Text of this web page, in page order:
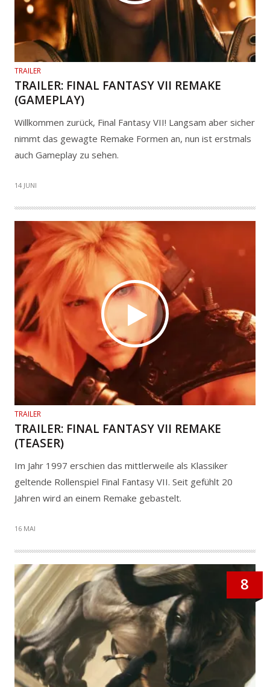
TRAILER
TRAILER: FINAL FANTASY VII REMAKE
(GAMEPLAY)
Willkommen zurück, Final Fantasy VII! Langsam aber sicher
nimmt das gewagte Remake Formen an, nun ist erstmals
auch Gameplay zu sehen.
14 JUNI
TRAILER
TRAILER: FINAL FANTASY VII REMAKE
(TEASER)
Im Jahr 1997 erschien das mittlerweile als Klassiker
geltende Rollenspiel Final Fantasy VII. Seit gefühlt 20
Jahren wird an einem Remake gebastelt.
16 MAI
8